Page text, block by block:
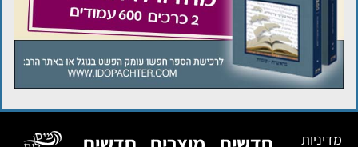
מדיניות